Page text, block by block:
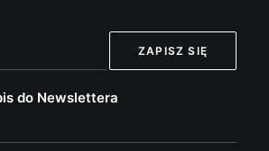
do Newslettera